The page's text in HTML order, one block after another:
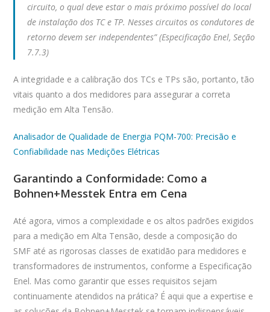
circuito, o qual deve estar o mais próximo possível do local
de instalação dos TC e TP. Nesses circuitos os condutores de
retorno devem ser independentes” (Especificação Enel, Seção
7.7.3)
A integridade e a calibração dos TCs e TPs são, portanto, tão
vitais quanto a dos medidores para assegurar a correta
medição em Alta Tensão.
Analisador de Qualidade de Energia PQM-700: Precisão e
Confiabilidade nas Medições Elétricas
Garantindo a Conformidade: Como a
Bohnen+Messtek Entra em Cena
Até agora, vimos a complexidade e os altos padrões exigidos
para a medição em Alta Tensão, desde a composição do
SMF até as rigorosas classes de exatidão para medidores e
transformadores de instrumentos, conforme a Especificação
Enel. Mas como garantir que esses requisitos sejam
continuamente atendidos na prática? É aqui que a expertise e